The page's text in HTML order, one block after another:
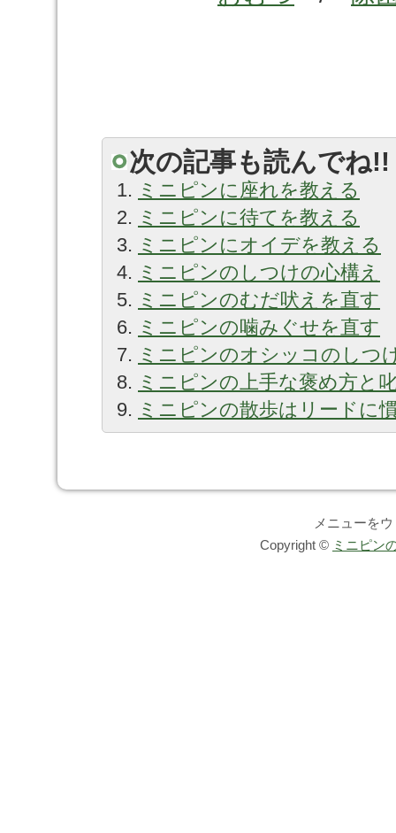
次の記事も読んでね!!
ミニピンに座れを教える
ミニピンに待てを教える
ミニピンにオイデを教える
ミニピンのしつけの心構え
ミニピンのむだ吠えを直す
ミニピンの噛みぐせを直す
ミニピンのオシッコのしつ
ミニピンの上手な褒め方と
ミニピンの散歩はリードに
メニューをウ
Copyright © ミニピン